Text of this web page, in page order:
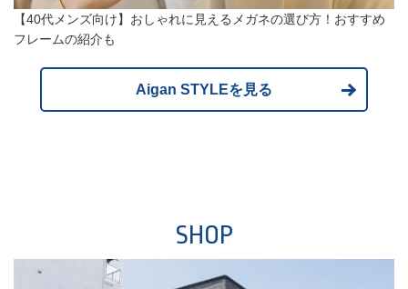
【40代メンズ向け】おしゃれに見えるメガネの選び方！おすすめ
フレームの紹介も
Aigan STYLEを見る
SHOP